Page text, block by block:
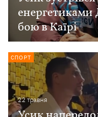
бою в Каїрі
22 травня
СПОРТ